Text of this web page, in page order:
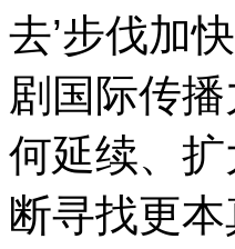
去’步伐加
剧国际传
何延续、
断寻找更